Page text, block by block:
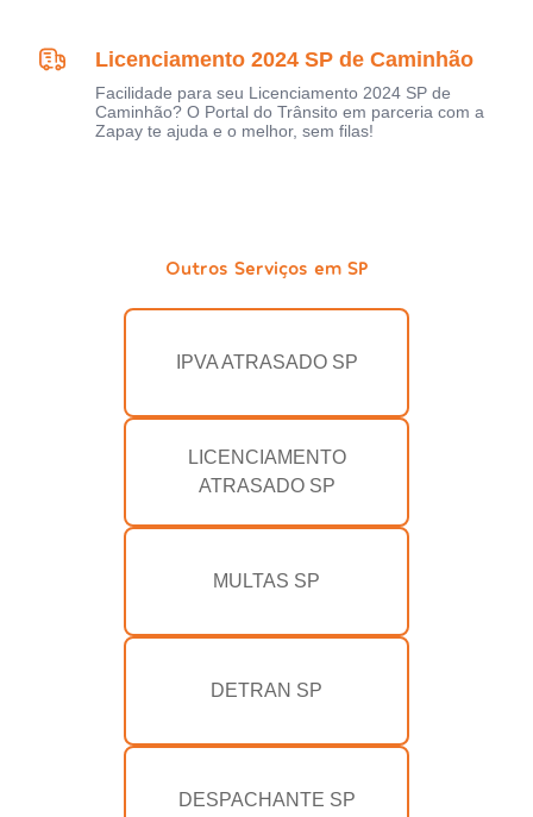
Licenciamento 2024 SP de Caminhão
Facilidade para seu Licenciamento 2024 SP de
Caminhão? O Portal do Trânsito em parceria com a
Zapay te ajuda e o melhor, sem filas!
Outros Serviços em SP
IPVA ATRASADO SP
LICENCIAMENTO
ATRASADO SP
MULTAS SP
DETRAN SP
DESPACHANTE SP